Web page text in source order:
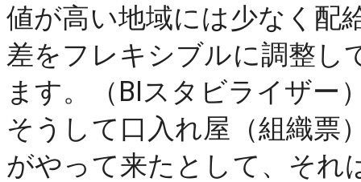
値が高い地域には少なく配
差をフレキシブルに調整し
ます。（BIスタビライザー
そうして口入れ屋（組織票
がやって来たとして、それ